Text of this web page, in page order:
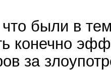
были в
конечно
за